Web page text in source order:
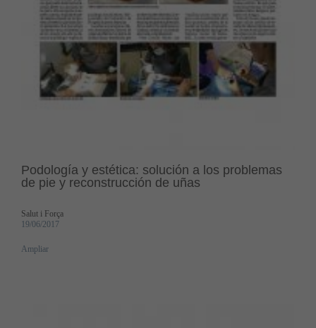
Podología y estética: solución a los problemas
de pie y reconstrucción de uñas
Salut i Força
19/06/2017
Ampliar